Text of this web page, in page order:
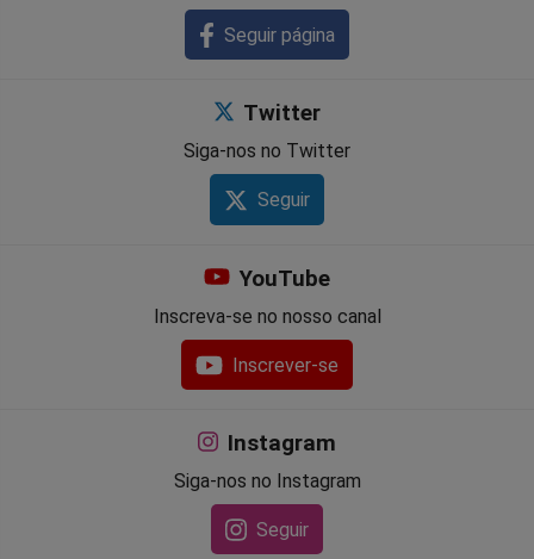
Seguir página
Twitter
Siga-nos no Twitter
Seguir
YouTube
Inscreva-se no nosso canal
Inscrever-se
Instagram
Siga-nos no Instagram
Seguir